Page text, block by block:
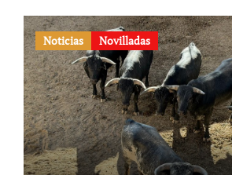
Noticias Novilladas